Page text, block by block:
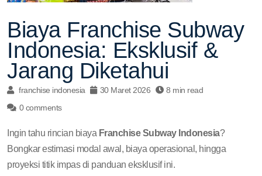
Biaya Franchise Subway
Indonesia: Eksklusif &
Jarang Diketahui
franchise indonesia 30 Maret 2026
8 min read
0 comments
Ingin tahu rincian biaya Franchise Subway Indonesia?
Bongkar estimasi modal awal, biaya operasional, hingga
proyeksi titik impas di panduan eksklusif ini.